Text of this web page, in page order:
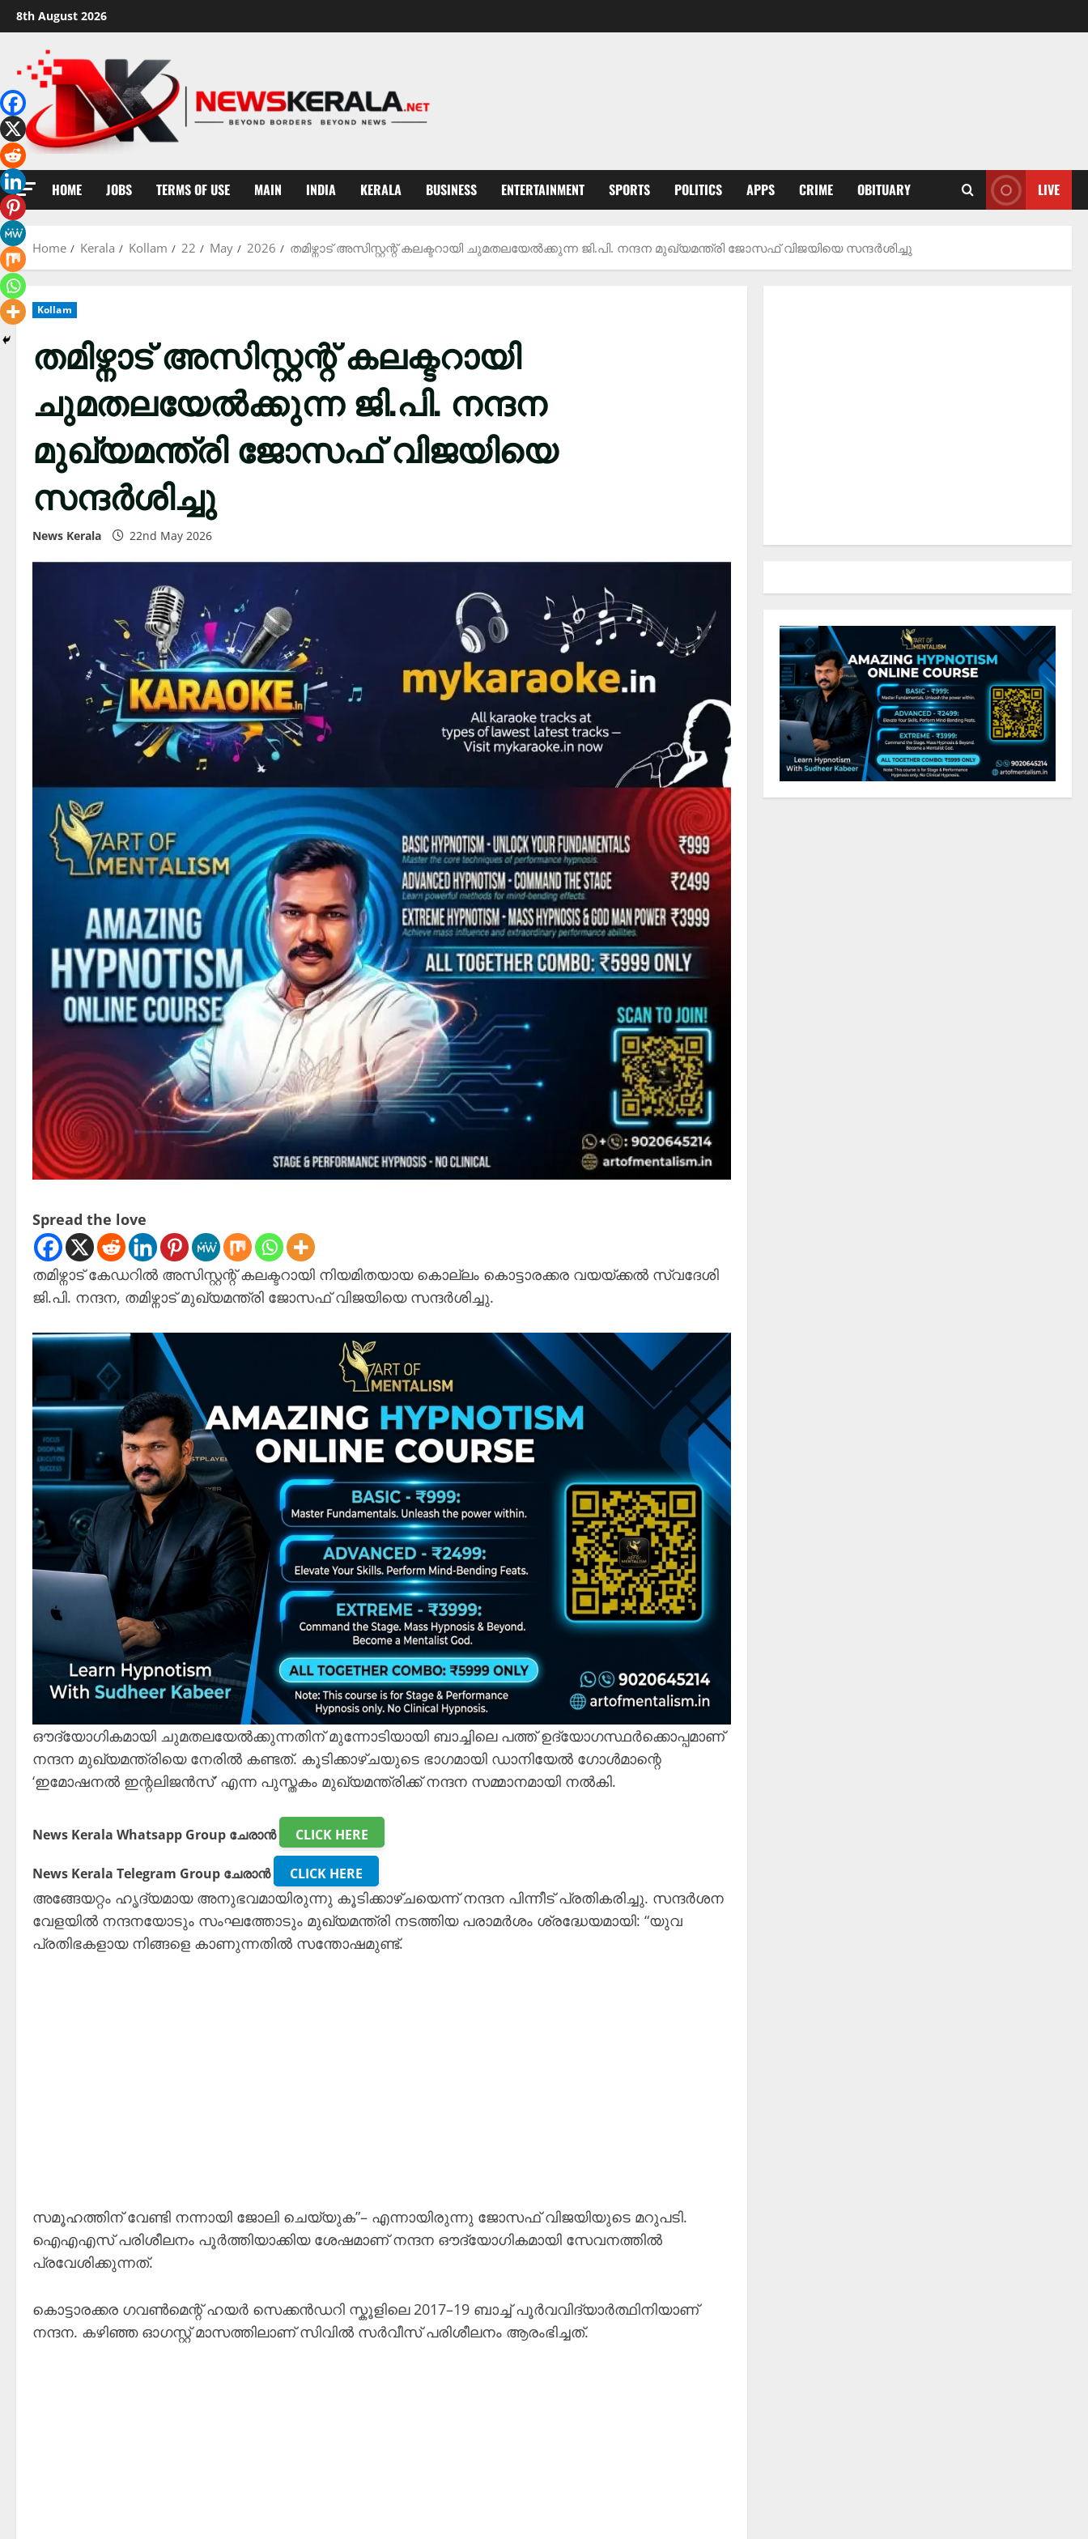
Skip
to
content
8th August 2026
HOME JOBS TERMS OF USE MAIN INDIA KERALA BUSINESS ENTERTAINMENT SPORTS POLITICS APPS CRIME OBITUARY LIVE
Home Kerala Kollam 22 May 2026 തമിഴ്നാട് അസിസ്റ്റന്റ് കലക്ടറായി ചുമതലയേൽക്കുന്ന ജി.പി. നന്ദന മുഖ്യമന്ത്രി ജോസഫ് വിജയിയെ സന്ദർശിച്ചു
Kollam
തമിഴ്നാട് അസിസ്റ്റന്റ് കലക്ടറായി
ചുമതലയേൽക്കുന്ന ജി.പി. നന്ദന
മുഖ്യമന്ത്രി ജോസഫ് വിജയിയെ
സന്ദർശിച്ചു
News Kerala 22nd May 2026
Spread the love
തമിഴ്നാട് കേഡറിൽ അസിസ്റ്റന്റ് കലക്ടറായി നിയമിതയായ കൊല്ലം കൊട്ടാരക്കര വയയ്ക്കൽ സ്വദേശി
ജി.പി. നന്ദന, തമിഴ്നാട് മുഖ്യമന്ത്രി ജോസഫ് വിജയിയെ സന്ദർശിച്ചു.
ഔദ്യോഗികമായി ചുമതലയേൽക്കുന്നതിന് മുന്നോടിയായി ബാച്ചിലെ പത്ത് ഉദ്യോഗസ്ഥർക്കൊപ്പമാണ്
നന്ദന മുഖ്യമന്ത്രിയെ നേരിൽ കണ്ടത്. കൂടിക്കാഴ്ചയുടെ ഭാഗമായി ഡാനിയേൽ ഗോൾമാന്റെ
‘ഇമോഷനൽ ഇന്റലിജൻസ്’ എന്ന പുസ്തകം മുഖ്യമന്ത്രിക്ക് നന്ദന സമ്മാനമായി നൽകി.
News Kerala Whatsapp Group ചേരാൻ CLICK HERE
News Kerala Telegram Group ചേരാൻ CLICK HERE
അങ്ങേയറ്റം ഹൃദ്യമായ അനുഭവമായിരുന്നു കൂടിക്കാഴ്ചയെന്ന് നന്ദന പിന്നീട് പ്രതികരിച്ചു. സന്ദർശന
വേളയിൽ നന്ദനയോടും സംഘത്തോടും മുഖ്യമന്ത്രി നടത്തിയ പരാമർശം ശ്രദ്ധേയമായി: “യുവ
പ്രതിഭകളായ നിങ്ങളെ കാണുന്നതിൽ സന്തോഷമുണ്ട്.
സമൂഹത്തിന് വേണ്ടി നന്നായി ജോലി ചെയ്യുക”– എന്നായിരുന്നു ജോസഫ് വിജയിയുടെ മറുപടി.
ഐഎഎസ് പരിശീലനം പൂർത്തിയാക്കിയ ശേഷമാണ് നന്ദന ഔദ്യോഗികമായി സേവനത്തിൽ
പ്രവേശിക്കുന്നത്.
കൊട്ടാരക്കര ഗവൺമെന്റ് ഹയർ സെക്കൻഡറി സ്കൂളിലെ 2017–19 ബാച്ച് പൂർവവിദ്യാർത്ഥിനിയാണ്
നന്ദന. കഴിഞ്ഞ ഓഗസ്റ്റ് മാസത്തിലാണ് സിവിൽ സർവീസ് പരിശീലനം ആരംഭിച്ചത്.